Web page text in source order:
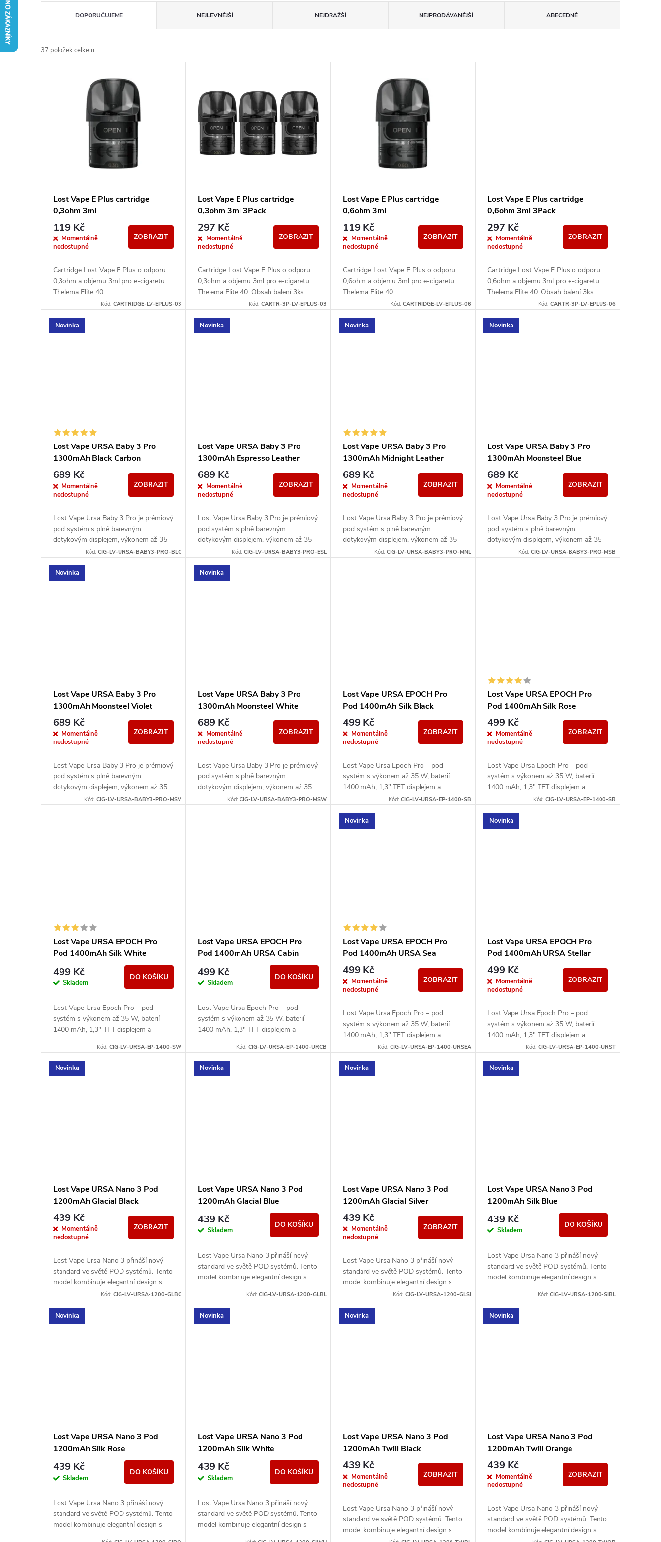
a
z
t
ů
DOPORUČUJEME NEJLEVNĚJŠÍ NEJDRAŽŠÍ NEJPRODÁVANĚJŠÍ ABECEDNĚ
37 položek celkem
k
Lost Vape E Plus cartridge
0,3ohm 3ml
119 Kč
Momentálně
nedostupné
ZOBRAZIT
Cartridge Lost Vape E Plus o odporu
0,3ohm a objemu 3ml pro e-cigaretu
Thelema Elite 40.
Kód:CARTRIDGE-LV-EPLUS-03
Lost Vape E Plus cartridge
0,3ohm 3ml 3Pack
297 Kč
Momentálně
nedostupné
ZOBRAZIT
Cartridge Lost Vape E Plus o odporu
0,3ohm a objemu 3ml pro e-cigaretu
Thelema Elite 40. Obsah balení 3ks.
Kód: CARTR-3P-LV-EPLUS-03
Lost Vape E Plus cartridge
0,6ohm 3ml
119 Kč
Momentálně
nedostupné
ZOBRAZIT
Cartridge Lost Vape E Plus o odporu
0,6ohm a objemu 3ml pro e-cigaretu
Thelema Elite 40.
Kód: CARTRIDGE-LV-EPLUS-06
Lost Vape E Plus cartridge
0,6ohm 3ml 3Pack
297 Kč
Momentálně
nedostupné
ZOBRAZIT
Cartridge Lost Vape E Plus o odporu
0,6ohm a objemu 3ml pro e-cigaretu
Thelema Elite 40. Obsah balení 3ks.
Kód: CARTR-3P-LV-EPLUS-06
Novinka
Lost Vape URSA Baby 3 Pro
1300mAh Black Carbon
689 Kč
Momentálně
nedostupné
ZOBRAZIT
Lost Vape Ursa Baby 3 Pro je prémiový
pod systém s plně barevným
dotykovým displejem, výkonem až 35
W a integrovanou baterií 1300 mAh.
Kód:CIG-LV-URSA-BABY3-PRO-BLC
Novinka
Lost Vape URSA Baby 3 Pro
1300mAh Espresso Leather
689 Kč
Momentálně
nedostupné
ZOBRAZIT
Lost Vape Ursa Baby 3 Pro je prémiový
pod systém s plně barevným
dotykovým displejem, výkonem až 35
W a integrovanou baterií 1300 mAh.
Kód: CIG-LV-URSA-BABY3-PRO-ESL
Novinka
Lost Vape URSA Baby 3 Pro
1300mAh Midnight Leather
689 Kč
Momentálně
nedostupné
ZOBRAZIT
Lost Vape Ursa Baby 3 Pro je prémiový
pod systém s plně barevným
dotykovým displejem, výkonem až 35
W a integrovanou baterií 1300 mAh.
Kód: CIG-LV-URSA-BABY3-PRO-MNL
Novinka
Lost Vape URSA Baby 3 Pro
1300mAh Moonsteel Blue
689 Kč
Momentálně
nedostupné
ZOBRAZIT
Lost Vape Ursa Baby 3 Pro je prémiový
pod systém s plně barevným
dotykovým displejem, výkonem až 35
W a integrovanou baterií 1300 mAh.
Kód: CIG-LV-URSA-BABY3-PRO-MSB
Novinka
Lost Vape URSA Baby 3 Pro
1300mAh Moonsteel Violet
689 Kč
Momentálně
nedostupné
ZOBRAZIT
Lost Vape Ursa Baby 3 Pro je prémiový
pod systém s plně barevným
dotykovým displejem, výkonem až 35
W a integrovanou baterií 1300 mAh.
Kód:CIG-LV-URSA-BABY3-PRO-MSV
Novinka
Lost Vape URSA Baby 3 Pro
1300mAh Moonsteel White
689 Kč
Momentálně
nedostupné
ZOBRAZIT
Lost Vape Ursa Baby 3 Pro je prémiový
pod systém s plně barevným
dotykovým displejem, výkonem až 35
W a integrovanou baterií 1300 mAh.
Kód: CIG-LV-URSA-BABY3-PRO-MSW
Lost Vape URSA EPOCH Pro
Pod 1400mAh Silk Black
499 Kč
Momentálně
nedostupné
ZOBRAZIT
Lost Vape Ursa Epoch Pro – pod
systém s výkonem až 35 W, baterií
1400 mAh, 1,3" TFT displejem a
kompatibilitou s Ursa V1/V2/V3 pody.
Kód: CIG-LV-URSA-EP-1400-SB
Lost Vape URSA EPOCH Pro
Pod 1400mAh Silk Rose
499 Kč
Momentálně
nedostupné
ZOBRAZIT
Lost Vape Ursa Epoch Pro – pod
systém s výkonem až 35 W, baterií
1400 mAh, 1,3" TFT displejem a
kompatibilitou s Ursa V1/V2/V3 pody.
Kód: CIG-LV-URSA-EP-1400-SR
Lost Vape URSA EPOCH Pro
Pod 1400mAh Silk White
499 Kč
Skladem
DO KOŠÍKU
Lost Vape Ursa Epoch Pro – pod
systém s výkonem až 35 W, baterií
1400 mAh, 1,3" TFT displejem a
Kód:CIG-LV-URSA-EP-1400-SW
Lost Vape URSA EPOCH Pro
Pod 1400mAh URSA Cabin
499 Kč
Skladem
DO KOŠÍKU
Lost Vape Ursa Epoch Pro – pod
systém s výkonem až 35 W, baterií
1400 mAh, 1,3" TFT displejem a
Kód: CIG-LV-URSA-EP-1400-URCB
Novinka
Lost Vape URSA EPOCH Pro
Pod 1400mAh URSA Sea
499 Kč
Momentálně
nedostupné
ZOBRAZIT
Lost Vape Ursa Epoch Pro – pod
systém s výkonem až 35 W, baterií
1400 mAh, 1,3" TFT displejem a
kompatibilitou s Ursa V1/V2/V3 pody.
Kód: CIG-LV-URSA-EP-1400-URSEA
Novinka
Lost Vape URSA EPOCH Pro
Pod 1400mAh URSA Stellar
499 Kč
Momentálně
nedostupné
ZOBRAZIT
Lost Vape Ursa Epoch Pro – pod
systém s výkonem až 35 W, baterií
1400 mAh, 1,3" TFT displejem a
kompatibilitou s Ursa V1/V2/V3 pody.
Kód: CIG-LV-URSA-EP-1400-URST
Novinka
Lost Vape URSA Nano 3 Pod
1200mAh Glacial Black
439 Kč
Momentálně
nedostupné
ZOBRAZIT
Lost Vape Ursa Nano 3 přináší nový
standard ve světě POD systémů. Tento
model kombinuje elegantní design s
precizním zpracováním a poskytuje
Kód:CIG-LV-URSA-1200-GLBC
Novinka
Lost Vape URSA Nano 3 Pod
1200mAh Glacial Blue
439 Kč
Skladem
DO KOŠÍKU
Lost Vape Ursa Nano 3 přináší nový
standard ve světě POD systémů. Tento
model kombinuje elegantní design s
maximální výkon...
Kód: CIG-LV-URSA-1200-GLBL
Novinka
Lost Vape URSA Nano 3 Pod
1200mAh Glacial Silver
439 Kč
Momentálně
nedostupné
ZOBRAZIT
Lost Vape Ursa Nano 3 přináší nový
standard ve světě POD systémů. Tento
model kombinuje elegantní design s
precizním zpracováním a poskytuje
Kód: CIG-LV-URSA-1200-GLSI
Novinka
Lost Vape URSA Nano 3 Pod
1200mAh Silk Blue
439 Kč
Skladem
DO KOŠÍKU
Lost Vape Ursa Nano 3 přináší nový
standard ve světě POD systémů. Tento
model kombinuje elegantní design s
maximální výkon...Kód: CIG-LV-URSA-1200-SIBL
Novinka
Lost Vape URSA Nano 3 Pod
1200mAh Silk Rose
439 Kč
Skladem
DO KOŠÍKU
Lost Vape Ursa Nano 3 přináší nový
standard ve světě POD systémů. Tento
model kombinuje elegantní design s
Novinka
Lost Vape URSA Nano 3 Pod
1200mAh Silk White
439 Kč
Skladem
DO KOŠÍKU
Lost Vape Ursa Nano 3 přináší nový
standard ve světě POD systémů. Tento
model kombinuje elegantní design s
Novinka
Lost Vape URSA Nano 3 Pod
1200mAh Twill Black
439 Kč
Momentálně
nedostupné
ZOBRAZIT
Lost Vape Ursa Nano 3 přináší nový
standard ve světě POD systémů. Tento
model kombinuje elegantní design s
Novinka
Lost Vape URSA Nano 3 Pod
1200mAh Twill Orange
439 Kč
Momentálně
nedostupné
ZOBRAZIT
Lost Vape Ursa Nano 3 přináší nový
standard ve světě POD systémů. Tento
model kombinuje elegantní design s